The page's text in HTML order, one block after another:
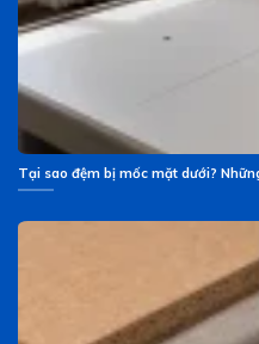
Tại sao đệm bị mốc mặt dưới?